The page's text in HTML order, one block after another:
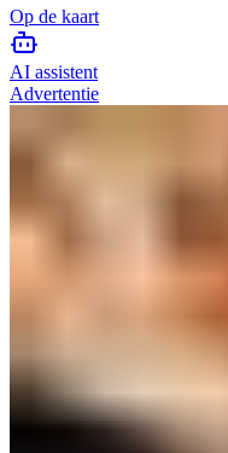
Op de kaart
AI assistent
Advertentie